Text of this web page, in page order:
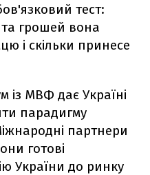
тест:
грошей вона
і скільки принесе
МВФ дає Україні
парадигму
партнери
готові
України до ринку